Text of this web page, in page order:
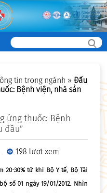
tin trong ngành » Đấu
Bệnh viện, nhà sản
ứng thuốc: Bệnh
đầu”
198 lượt xem
30% từ khi Bộ Y tế, Bộ Tài
số 01 ngày 19/01/2012. Nhìn